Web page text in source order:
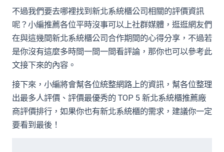
不過我們要去哪裡找到新北系統櫃公司相關的評價資訊
呢？小編推薦各位平時沒事可以上社群媒體，逛逛網友們
在與這幾間新北系統櫃公司合作期間的心得分享，不過若
是你沒有這麼多時間一間一間看評論，那你也可以參考此
文接下來的內容。
接下來，小編將會幫各位統整網路上的資訊，幫各位整理
出最多人評價、評價最優秀的 TOP 5 新北系統櫃推薦廠
商評價排行，如果你也有新北系統櫃的需求，建議你一定
要看到最後！